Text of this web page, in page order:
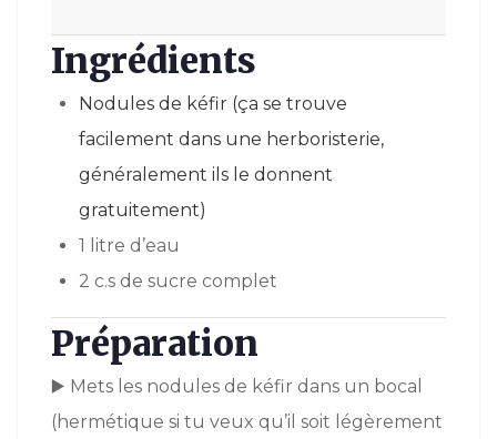
Ingrédients
Nodules de kéfir (ça se trouve
facilement dans une herboristerie,
généralement ils le donnent
gratuitement)
1 litre d’eau
2 c.s de sucre complet
Préparation
▶️ Mets les nodules de kéfir dans un bocal
(hermétique si tu veux qu’il soit légèrement